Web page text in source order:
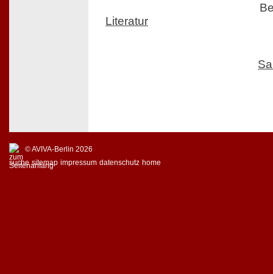
Literatur
© AVIVA-Berlin 2026
suche sitemap impressum datenschutz home